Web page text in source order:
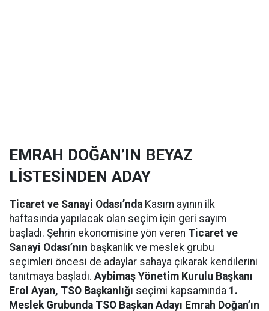
EMRAH DOĞAN’IN BEYAZ
LİSTESİNDEN ADAY
Ticaret ve Sanayi Odası’nda Kasım ayının ilk
haftasında yapılacak olan seçim için geri sayım
başladı. Şehrin ekonomisine yön veren Ticaret ve
Sanayi Odası’nın başkanlık ve meslek grubu
seçimleri öncesi de adaylar sahaya çıkarak kendilerini
tanıtmaya başladı. Aybimaş Yönetim Kurulu Başkanı
Erol Ayan, TSO Başkanlığı seçimi kapsamında 1.
Meslek Grubunda TSO Başkan Adayı Emrah Doğan’ın